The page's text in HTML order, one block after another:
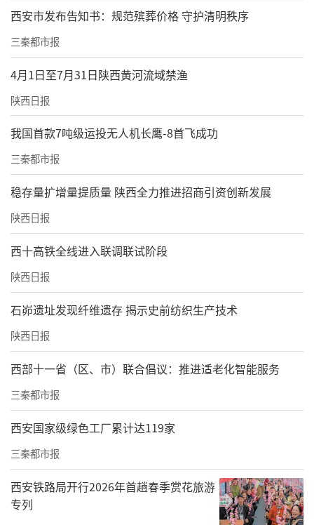
西安市发布告知书：规范殡葬价格 守护清明秩序
三秦都市报
4月1日至7月31日陕西黄河流域禁渔
陕西日报
我国首款7吨级运投无人机长鹰-8首飞成功
三秦都市报
稳存量扩增量提质量 陕西全力推进招商引资创新发展
陕西日报
西十高铁全线进入联调联试阶段
陕西日报
石峁遗址发现纤维遗存 揭示史前纺织生产技术
陕西日报
西部十一省（区、市）联合倡议：推进适老化智能服务
三秦都市报
西安国家级绿色工厂累计达119家
三秦都市报
西安铁路局开行2026年首趟春季赏花旅游
专列